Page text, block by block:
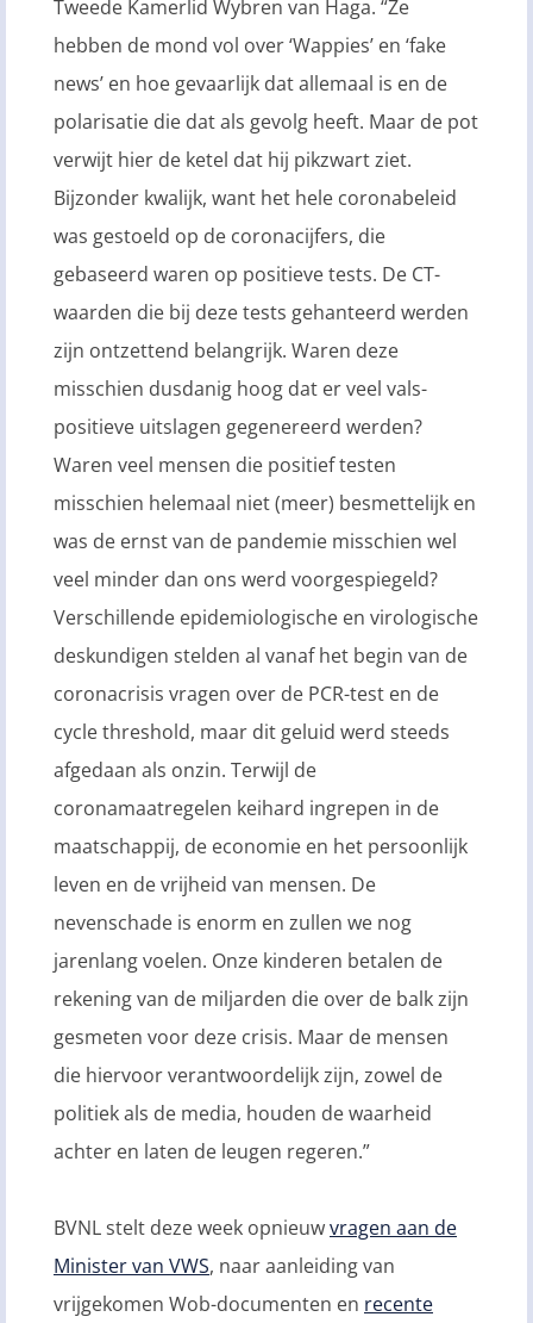
Tweede Kamerlid Wybren van Haga. “Ze
hebben de mond vol over ‘Wappies’ en ‘fake
news’ en hoe gevaarlijk dat allemaal is en de
polarisatie die dat als gevolg heeft. Maar de pot
verwijt hier de ketel dat hij pikzwart ziet.
Bijzonder kwalijk, want het hele coronabeleid
was gestoeld op de coronacijfers, die
gebaseerd waren op positieve tests. De CT-
waarden die bij deze tests gehanteerd werden
zijn ontzettend belangrijk. Waren deze
misschien dusdanig hoog dat er veel vals-
positieve uitslagen gegenereerd werden?
Waren veel mensen die positief testen
misschien helemaal niet (meer) besmettelijk en
was de ernst van de pandemie misschien wel
veel minder dan ons werd voorgespiegeld?
Verschillende epidemiologische en virologische
deskundigen stelden al vanaf het begin van de
coronacrisis vragen over de PCR-test en de
cycle threshold, maar dit geluid werd steeds
afgedaan als onzin. Terwijl de
coronamaatregelen keihard ingrepen in de
maatschappij, de economie en het persoonlijk
leven en de vrijheid van mensen. De
nevenschade is enorm en zullen we nog
jarenlang voelen. Onze kinderen betalen de
rekening van de miljarden die over de balk zijn
gesmeten voor deze crisis. Maar de mensen
die hiervoor verantwoordelijk zijn, zowel de
politiek als de media, houden de waarheid
achter en laten de leugen regeren.”
BVNL stelt deze week opnieuwvragen aan de
Minister van VWS, naar aanleiding van
vrijgekomen Wob-documenten en recente